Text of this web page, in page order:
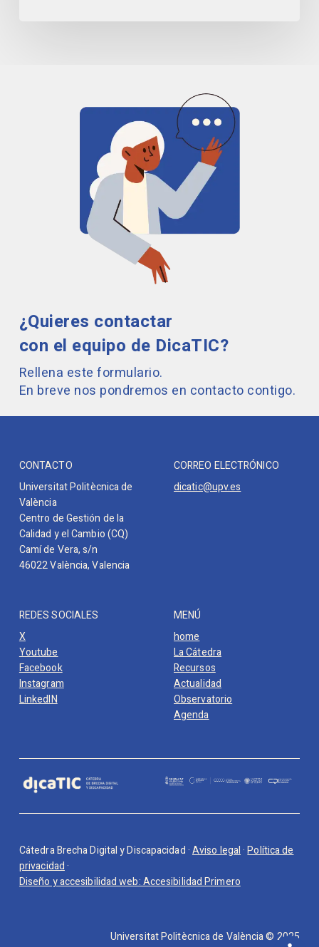
¿Quieres contactar
con el equipo de DicaTIC?
Rellena este formulario.
En breve nos pondremos en contacto contigo.
CONTACTO
Universitat Politècnica de
València
Centro de Gestión de la
Calidad y el Cambio (CQ)
Camí de Vera, s/n
46022 València, Valencia
CORREO ELECTRÓNICO
dicatic@upv.es
REDES SOCIALES
X
Youtube
Facebook
Instagram
LinkedIN
MENÚ
home
La Cátedra
Recursos
Actualidad
Observatorio
Agenda
Cátedra Brecha Digital y Discapacidad ·Aviso legal·Política de
privacidad·
Diseño y accesibilidad web: Accesibilidad Primero
Universitat Politècnica de València © 2025